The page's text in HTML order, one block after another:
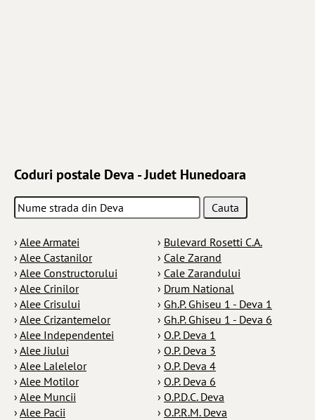
Coduri postale Deva - Judet Hunedoara
› Alee Armatei
› Alee Castanilor
› Alee Constructorului
› Alee Crinilor
› Alee Crisului
› Alee Crizantemelor
› Alee Independentei
› Alee Jiului
› Alee Lalelelor
› Alee Motilor
› Alee Muncii
› Alee Pacii
› Bulevard Rosetti C.A.
› Cale Zarand
› Cale Zarandului
› Drum National
› Gh.P. Ghiseu 1 - Deva 1
› Gh.P. Ghiseu 1 - Deva 6
› O.P. Deva 1
› O.P. Deva 3
› O.P. Deva 4
› O.P. Deva 6
› O.P.D.C. Deva
› O.P.R.M. Deva